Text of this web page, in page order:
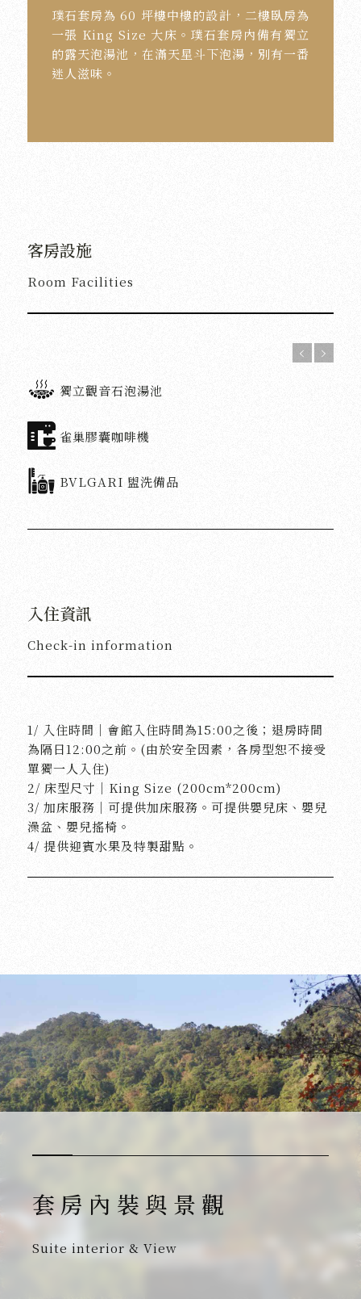
璞石套房為 60 坪樓中樓的設計，二樓臥房為
一張 King Size 大床。璞石套房內備有獨立
的露天泡湯池，在滿天星斗下泡湯，別有一番
迷人滋味。
客房設施
Room Facilities
獨立觀音石泡湯池
雀巢膠囊咖啡機
BVLGARI 盥洗備品
入住資訊
Check-in information
1/ 入住時間｜會館入住時間為15:00之後；退房時間
為隔日12:00之前。(由於安全因素，各房型恕不接受
單獨一人入住)
2/ 床型尺寸｜King Size (200cm*200cm)
3/ 加床服務｜可提供加床服務。可提供嬰兒床、嬰兒
澡盆、嬰兒搖椅。
4/ 提供迎賓水果及特製甜點。
套 房 內 裝 與 景 觀
Suite interior & View